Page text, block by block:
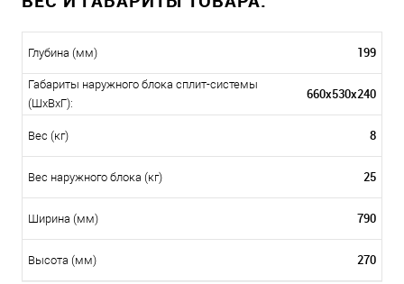
Глубина (мм) 199
Габариты наружного блока сплит-системы
(ШxВxГ):
660x530x240
Вес (кг) 8
Вес наружного блока (кг) 25
Ширина (мм) 790
Высота (мм) 270